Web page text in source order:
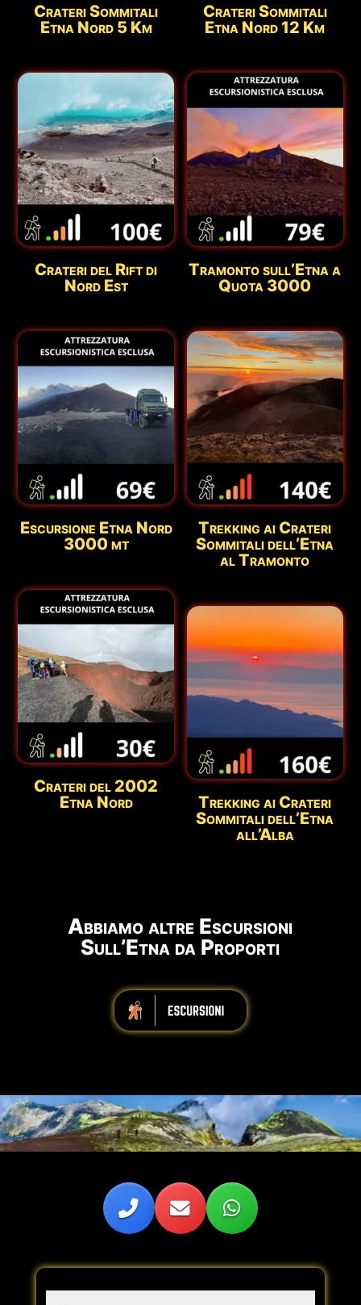
Crateri Sommitali
Etna Nord 5 Km
Crateri Sommitali
Etna Nord 12 Km
Crateri del Rift di
Nord Est
Tramonto sull’Etna a
Quota 3000
Escursione Etna Nord
3000 mt
Trekking ai Crateri
Sommitali dell’Etna
al Tramonto
Crateri del 2002
Etna Nord
Trekking ai Crateri
Sommitali dell’Etna
all’Alba
Abbiamo altre Escursioni
Sull’Etna da Proporti
iiiiiiiiiiiiiiiiiiiiiiii